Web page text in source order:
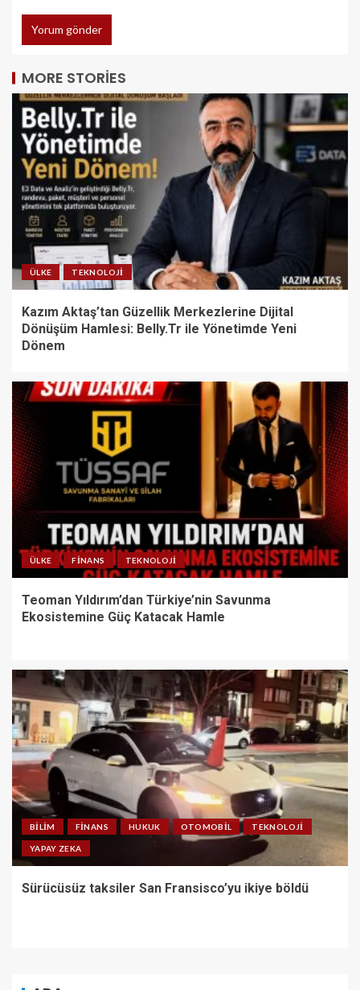
MORE STORIES
ÜLKE TEKNOLOJI
Kazım Aktaş’tan Güzellik Merkezlerine Dijital
Dönüşüm Hamlesi: Belly.Tr ile Yönetimde Yeni
Dönem
ÜLKE FINANS TEKNOLOJI
Teoman Yıldırım’dan Türkiye’nin Savunma
Ekosistemine Güç Katacak Hamle
BILIM FINANS HUKUK OTOMOBIL TEKNOLOJI
YAPAY ZEKA
Sürücüsüz taksiler San Fransisco’yu ikiye böldü